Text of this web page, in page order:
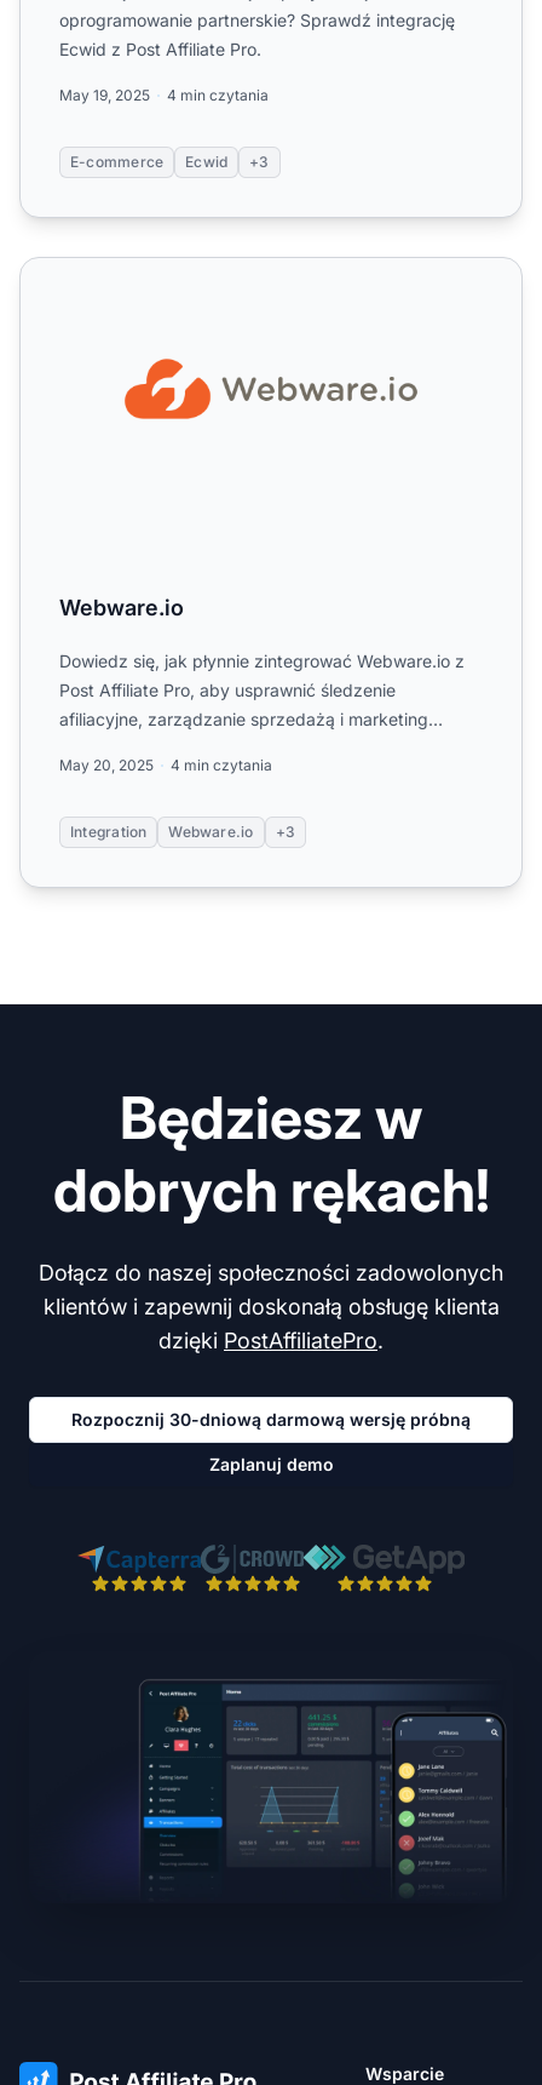
oprogramowanie partnerskie? Sprawdź integrację
Ecwid z Post Affiliate Pro.
May 19, 2025 4 min czytania
E-commerce Ecwid +3
Webware.io
Webware.io
Dowiedz się, jak płynnie zintegrować Webware.io z
Post Affiliate Pro, aby usprawnić śledzenie
afiliacyjne, zarządzanie sprzedażą i marketing
May 20, 2025 4 min czytania
Integration Webware.io +3
Będziesz w
dobrych rękach!
Dołącz do naszej społeczności zadowolonych
klientów i zapewnij doskonałą obsługę klienta
dzięki PostAffiliatePro.
Rozpocznij 30-dniową darmową wersję próbną
Zaplanuj demo
Wsparcie